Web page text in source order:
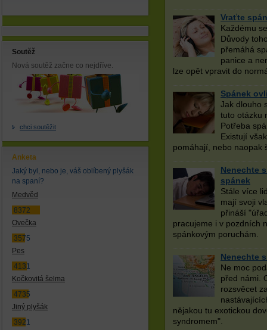
Soutěž
Nová soutěž začne co nejdříve.
chci soutěžit
Anketa
Jaký byl, nebo je, váš oblíbený plyšák
na spaní?
Medvěd
8372
Ovečka
3575
Pes
4131
Kočkovitá šelma
4735
Jiný plyšák
3921
Vraťte
Každému
Důvody
přemáhá
panice a
lze opět vpravit do
Spánek
Jak dlouho
tuto otázku
Potřeba
Existují
pomáhají, nebo naopak
Nenechte
spánek
Stále více
mají svoji
přináší
pracujeme i v pozdních
spánkovým poruchám.
Nenechte
Ne moc
před námi.
rozsvěcet
nějakou tu exotickou
syndromem".